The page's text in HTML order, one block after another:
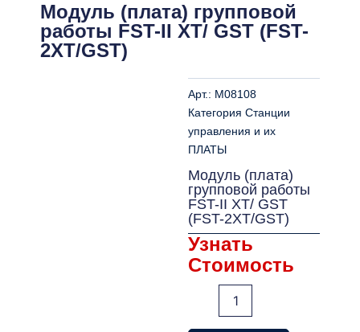
Модуль (плата) групповой
работы FST-II XT/ GST (FST-
2XT/GST)
Арт.: M08108
Категория Станции
управления и их
ПЛАТЫ
Модуль (плата)
групповой работы
FST-II XT/ GST
(FST-2XT/GST)
Узнать
Стоимость